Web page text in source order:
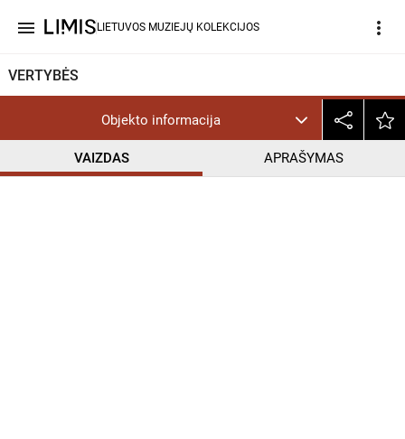
menu LIETUVOS MUZIEJŲ KOLEKCIJOS more_vert
VERTYBĖS
Objekto informacija
VAIZDAS APRAŠYMAS